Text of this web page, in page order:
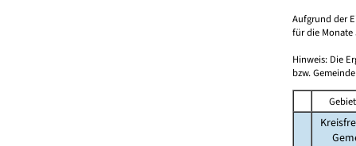
Aufgrund der
für die Monate
Hinweis: Die
bzw.